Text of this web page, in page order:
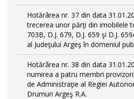
Hotărârea nr. 37 din data
trecerea unor părţi din imobilele
703B, D.J. 679, D.J. 659 şi D.J.
al Judeţului Argeş în domeniul
Hotărârea nr. 38 din data
numirea a patru membri
de Administraţie al Regiei
Drumuri Argeş R.A.